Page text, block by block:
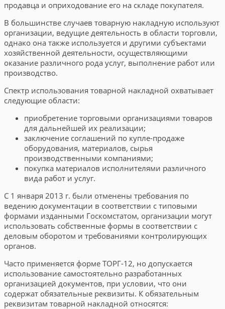
продавца и оприходование его на складе покупателя.
В большинстве случаев товарную накладную используют
организации, ведущие деятельность в области торговли,
однако она также используется и другими субъектами
хозяйственной деятельности, осуществляющими
оказание различного рода услуг, выполнение работ или
производство.
Спектр использования товарной накладной охватывает
следующие области:
приобретение торговыми организациями товаров
для дальнейшей их реализации;
заключение соглашений по купле-продаже
оборудования, материалов, сырья
производственными компаниями;
покупка материалов исполнителями различного
вида работ и услуг.
С 1 января 2013 г. были отменены требования по
ведению документации в соответствии с типовыми
формами изданными Госкомстатом, организации могут
использовать собственные формы в соответствии с
деловым оборотом и требованиями контролирующих
органов.
Часто применяется форме ТОРГ-12, но допускается
использование самостоятельно разработанных
организацией документов, при условии, что они
содержат обязательные реквизиты. К обязательным
реквизитам товарной накладной относятся: